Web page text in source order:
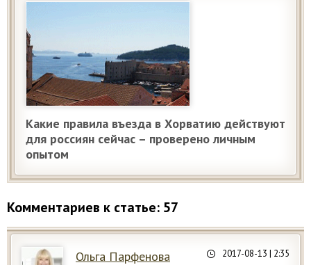
Какие правила въезда в Хорватию действуют
для россиян сейчас – проверено личным
опытом
Комментариев к статье: 57
Ольга Парфенова 2017-08-13 | 2:35